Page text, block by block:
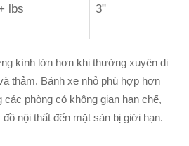
lbs 3"
kính lớn hơn khi thường xuyên di
thảm. Bánh xe nhỏ phù hợp hơn
các phòng có không gian hạn chế,
nội thất đến mặt sàn bị giới hạn.